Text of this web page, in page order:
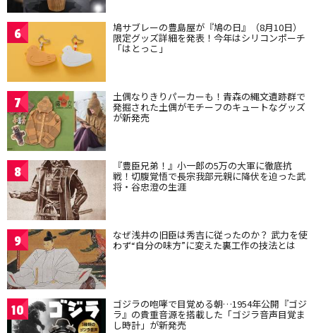
6 鳩サブレーの豊島屋が『鳩の日』（8月10日）
限定グッズ詳細を発表！今年はシリコンポーチ
「はとっこ」
7 土偶なりきりパーカーも！青森の縄文遺跡群で
発掘された土偶がモチーフのキュートなグッズ
が新発売
8 『豊臣兄弟！』小一郎の5万の大軍に徹底抗
戦！切腹覚悟で長宗我部元親に降伏を迫った武
将・谷忠澄の生涯
9 なぜ浅井の旧臣は秀吉に従ったのか？ 武力を使
わず“自分の味方”に変えた裏工作の技法とは
10 ゴジラの咆哮で目覚める朝…1954年公開『ゴジ
ラ』の貴重音源を搭載した「ゴジラ音声目覚ま
し時計」が新発売